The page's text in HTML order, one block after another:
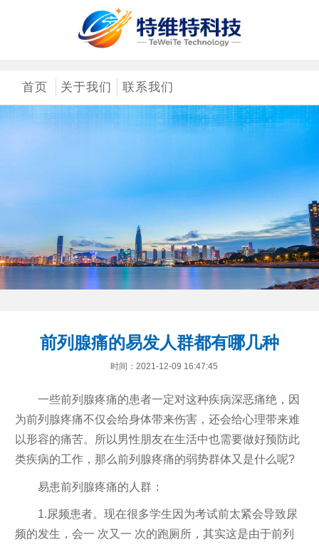
首页 关于我们 联系我们
前列腺痛的易发人群都有哪几种
时间：2021-12-09 16:47:45
一些前列腺疼痛的患者一定对这种疾病深恶痛绝，因
为前列腺疼痛不仅会给身体带来伤害，还会给心理带来难
以形容的痛苦。所以男性朋友在生活中也需要做好预防此
类疾病的工作，那么前列腺疼痛的弱势群体又是什么呢?
易患前列腺疼痛的人群：
1.尿频患者。现在很多学生因为考试前太紧会导致尿
频的发生，会一 次又一 次的跑厕所，其实这是由于前列